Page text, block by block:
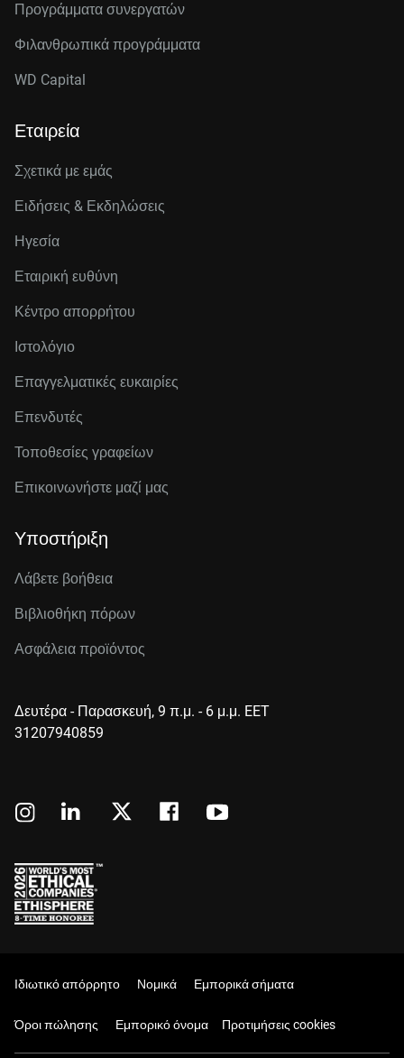
Προγράμματα συνεργατών
Φιλανθρωπικά προγράμματα
WD Capital
Εταιρεία
Σχετικά με εμάς
Ειδήσεις & Εκδηλώσεις
Ηγεσία
Εταιρική ευθύνη
Κέντρο απορρήτου
Ιστολόγιο
Επαγγελματικές ευκαιρίες
Επενδυτές
Τοποθεσίες γραφείων
Επικοινωνήστε μαζί μας
Υποστήριξη
Λάβετε βοήθεια
Βιβλιοθήκη πόρων
Ασφάλεια προϊόντος
Δευτέρα - Παρασκευή, 9 π.μ. - 6 μ.μ. EET
31207940859
Ιδιωτικό απόρρητο Νομικά Εμπορικά σήματα
Όροι πώλησης Εμπορικό όνομα Προτιμήσεις cookies